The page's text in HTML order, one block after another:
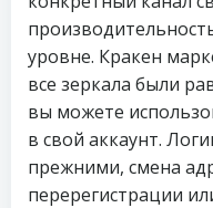
уровне. Кракен
все зеркала были
вы можете
в свой аккаунт.
прежними, смена
перерегистрации